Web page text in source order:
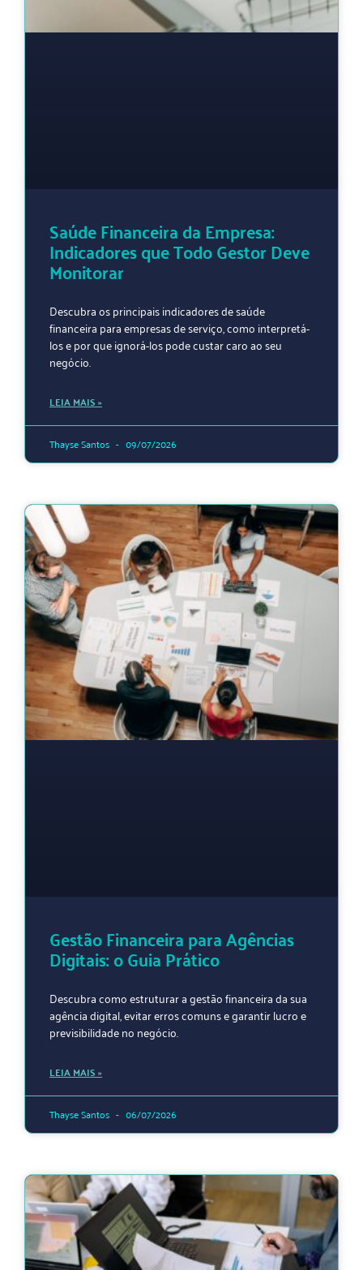
Saúde Financeira da Empresa:
Indicadores que Todo Gestor Deve
Monitorar
Descubra os principais indicadores de saúde
financeira para empresas de serviço, como interpretá-
los e por que ignorá-los pode custar caro ao seu
negócio.
LEIA MAIS »
Thayse Santos 09/07/2026
Gestão Financeira para Agências
Digitais: o Guia Prático
Descubra como estruturar a gestão financeira da sua
agência digital, evitar erros comuns e garantir lucro e
previsibilidade no negócio.
LEIA MAIS »
Thayse Santos 06/07/2026